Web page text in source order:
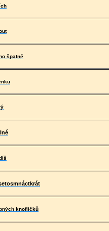
špatně
knoflíčků